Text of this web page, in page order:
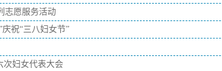
志愿服务活动
祝“三八妇女节”
次妇女代表大会